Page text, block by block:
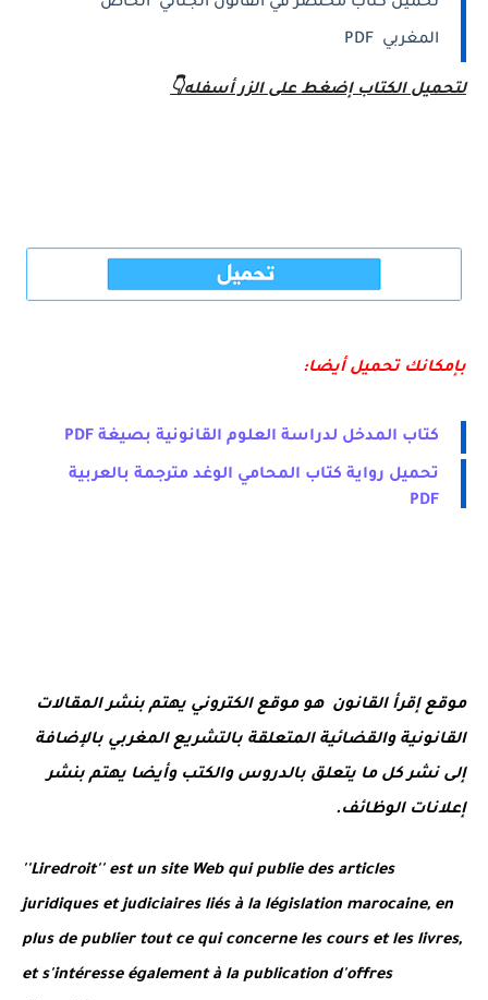
المغربي PDF
لتحميلالكتابإضغط على الزر أسفله👇
بإمكانك تحميل أيضا:
كتاب المدخل لدراسة العلوم القانونية بصيغة PDF
تحميل رواية كتاب المحامي الوغد مترجمة بالعربية
PDF
موقع إقرأ القانون هو موقع الكتروني يهتم بنشر المقالات
القانونية والقضائية المتعلقة بالتشريع المغربي بالإضافة
إلى نشر كل ما يتعلق بالدروس والكتب وأيضا يهتم بنشر
إعلانات الوظائف.
''Liredroit'' est un site Web qui publie des articles
juridiques et judiciaires liés à la législation marocaine, en
plus de publier tout ce qui concerne les cours et les livres,
et s'intéresse également à la publication d'offres